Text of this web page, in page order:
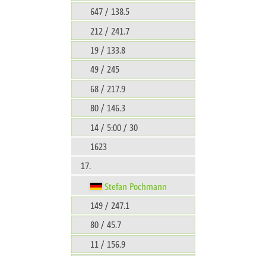
647 / 138.5
212 / 241.7
19 / 133.8
49 / 245
68 / 217.9
80 / 146.3
14 / 5:00 / 30
1623
17.
Stefan Pochmann
149 / 247.1
80 / 45.7
11 / 156.9